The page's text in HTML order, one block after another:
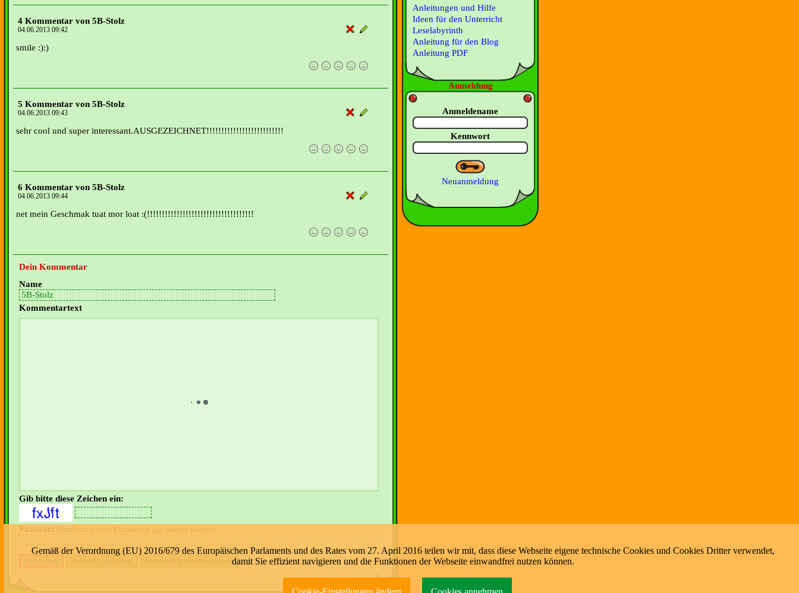
4 Kommentar von 5B-Stolz
04.06.2013 09:42
smile :):)
5 Kommentar von 5B-Stolz
04.06.2013 09:43
sehr cool und super interessant.AUSGEZEICHNET!!!!!!!!!!!!!!!!!!!!!!!!!!
6 Kommentar von 5B-Stolz
04.06.2013 09:44
net mein Geschmak tuat mor loat :(!!!!!!!!!!!!!!!!!!!!!!!!!!!!!!!!!!!!
Dein Kommentar
Name
Kommentartext
Gib bitte diese Zeichen ein:
Passwort (damit du deinen Kommentar ggf. ändern kannst)
Anleitungen und Hilfe
Ideen für den Unterricht
Leselabyrinth
Anleitung für den Blog
Anleitung PDF
Anmeldung
Anmeldename
Kennwort
Neuanmeldung
Gemäß der Verordnung (EU) 2016/679 des Europäischen Parlaments und des Rates vom 27. April 2016 teilen wir mit, dass diese Webseite eigene technische Cookies und Cookies Dritter verwendet,
damit Sie effizient navigieren und die Funktionen der Webseite einwandfrei nutzen können.